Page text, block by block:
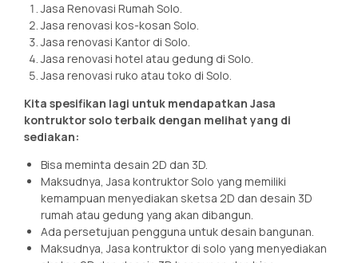
Jasa Renovasi Rumah Solo.
Jasa renovasi kos-kosan Solo.
Jasa renovasi Kantor di Solo.
Jasa renovasi hotel atau gedung di Solo.
Jasa renovasi ruko atau toko di Solo.
Kita spesifikan lagi untuk mendapatkan Jasa
kontruktor solo terbaik dengan melihat yang di
sediakan:
Bisa meminta desain 2D dan 3D.
Maksudnya, Jasa kontruktor Solo yang memiliki
kemampuan menyediakan sketsa 2D dan desain 3D
rumah atau gedung yang akan dibangun.
Ada persetujuan pengguna untuk desain bangunan.
Maksudnya, Jasa kontruktor di solo yang menyediakan